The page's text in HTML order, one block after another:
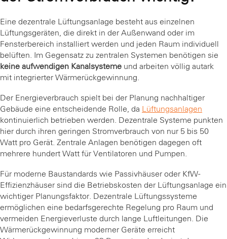
Eine dezentrale Lüftungsanlage besteht aus einzelnen
Lüftungsgeräten, die direkt in der Außenwand oder im
Fensterbereich installiert werden und jeden Raum individuell
belüften. Im Gegensatz zu zentralen Systemen benötigen sie
keine aufwendigen Kanalsysteme und arbeiten völlig autark
mit integrierter Wärmerückgewinnung.
Der Energieverbrauch spielt bei der Planung nachhaltiger
Gebäude eine entscheidende Rolle, da
Lüftungsanlagen
kontinuierlich betrieben werden. Dezentrale Systeme punkten
hier durch ihren geringen Stromverbrauch von nur 5 bis 50
Watt pro Gerät. Zentrale Anlagen benötigen dagegen oft
mehrere hundert Watt für Ventilatoren und Pumpen.
Für moderne Baustandards wie Passivhäuser oder KfW-
Effizienzhäuser sind die Betriebskosten der Lüftungsanlage ein
wichtiger Planungsfaktor. Dezentrale Lüftungssysteme
ermöglichen eine bedarfsgerechte Regelung pro Raum und
vermeiden Energieverluste durch lange Luftleitungen. Die
Wärmerückgewinnung moderner Geräte erreicht